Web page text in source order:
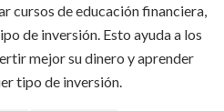
cursos de educación financiera,
de inversión. Esto ayuda a los
mejor su dinero y aprender
tipo de inversión.